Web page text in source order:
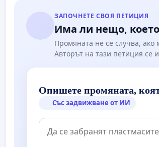
ЗАПОЧНЕТЕ СВОЯ ПЕТИЦИЯ
Има ли нещо,
Промяната не се случва, ако
Авторът на тази петиция
Опишете промяната,
Със задвижване от ИИ